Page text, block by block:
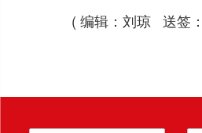
( 编辑：刘琼 送签